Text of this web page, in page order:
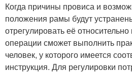
Когда причины провиса и
положения рамы будут
отрегулировать её
операции сможет выполнить
человек, у которого имеется
инструкция. Для регулировки